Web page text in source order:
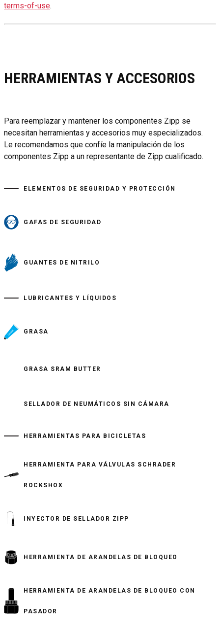
terms-of-use.
HERRAMIENTAS Y ACCESORIOS
Para reemplazar y mantener los componentes Zipp se
necesitan herramientas y accesorios muy especializados.
Le recomendamos que confíe la manipulación de los
componentes Zipp a un representante de Zipp cualificado.
ELEMENTOS DE SEGURIDAD Y PROTECCIÓN
GAFAS DE SEGURIDAD
GUANTES DE NITRILO
LUBRICANTES Y LÍQUIDOS
GRASA
GRASA SRAM BUTTER
SELLADOR DE NEUMÁTICOS SIN CÁMARA
HERRAMIENTAS PARA BICICLETAS
HERRAMIENTA PARA VÁLVULAS SCHRADER
ROCKSHOX
INYECTOR DE SELLADOR ZIPP
HERRAMIENTA DE ARANDELAS DE BLOQUEO
HERRAMIENTA DE ARANDELAS DE BLOQUEO CON
PASADOR